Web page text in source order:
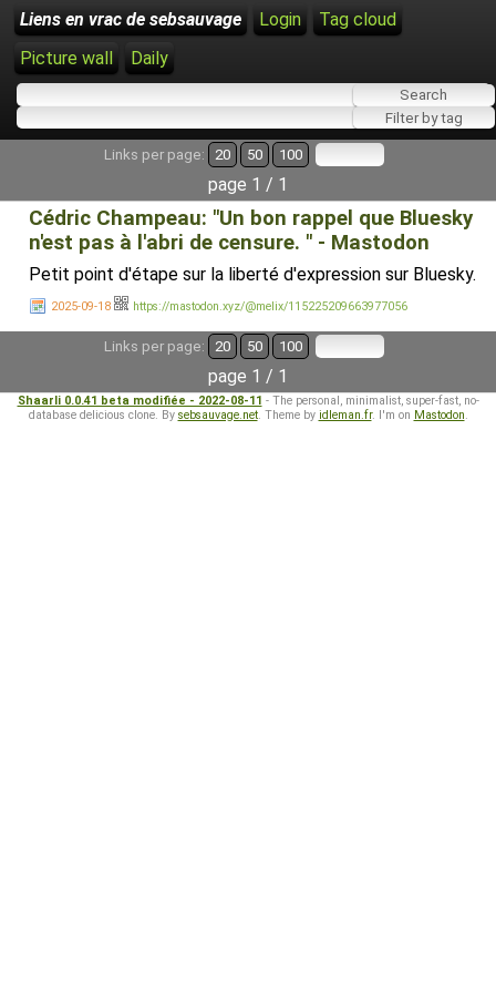
Liens en vrac de sebsauvage Login
Tag cloud
Picture wall
Daily
Links per page: 20 50 100
page 1 / 1
Cédric Champeau: "Un bon rappel que Bluesky
n'est pas à l'abri de censure. " - Mastodon
Petit point d'étape sur la liberté d'expression sur Bluesky.
2025-09-18 https://mastodon.xyz/@melix/115225209663977056
Links per page: 20 50 100
page 1 / 1
Shaarli 0.0.41 beta modifiée - 2022-08-11 - The personal, minimalist, super-fast, no-
database delicious clone. By sebsauvage.net. Theme by idleman.fr. I'm on Mastodon.